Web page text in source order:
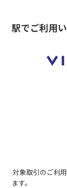
している限度
駅でご利用
対象取引のご利
ます。